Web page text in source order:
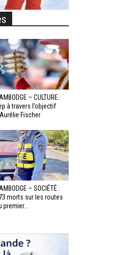
– CULTURE :
à travers l’objectif
Fischer
– SOCIÉTÉ :
morts sur les routes
premier...